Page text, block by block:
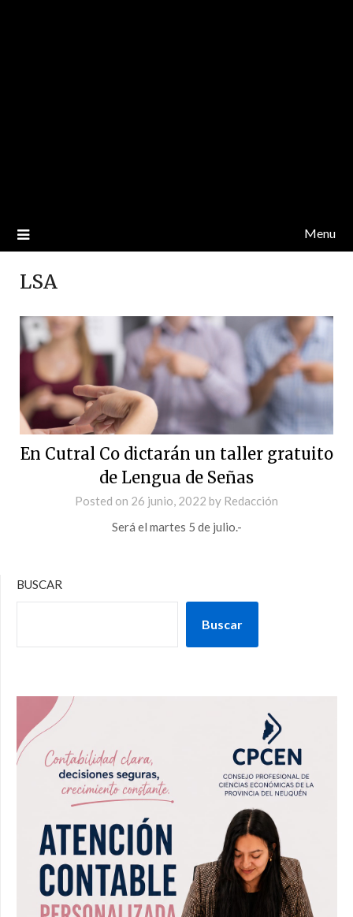
Menu
LSA
En Cutral Co dictarán un taller gratuito
de Lengua de Señas
Posted on 26 junio, 2022 by Redacción
Será el martes 5 de julio.-
BUSCAR
Buscar